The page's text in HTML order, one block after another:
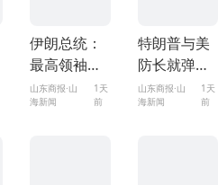
伊朗总统：
最高领袖决
策过程遭人
利用
山东商报·山
海新闻
1天
前
特朗普与美
防长就弹药
短缺问题“起
冲突”
山东商报·山
海新闻
1天
前